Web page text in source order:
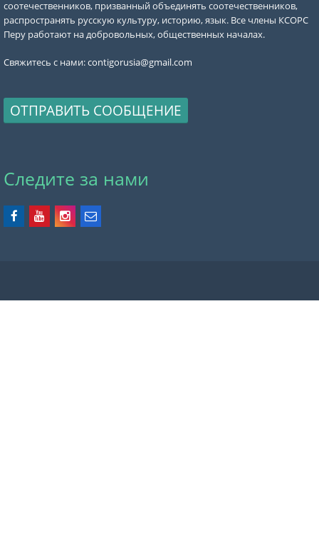
соотечественников, призванный объединять соотечественников,
распространять русскую культуру, историю, язык. Все члены КСОРС
Перу работают на добровольных, общественных началах.
Свяжитесь с нами:contigorusia@gmail.com
ОТПРАВИТЬ СООБЩЕНИЕ
Следите за нами